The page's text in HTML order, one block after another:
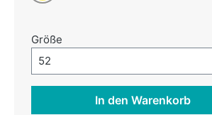
Gelb
Größe
Größe-Auswahl öffnen, aktuell
52
In den Warenkorb